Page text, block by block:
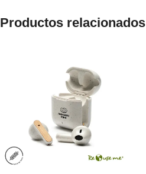
Productos relacionados